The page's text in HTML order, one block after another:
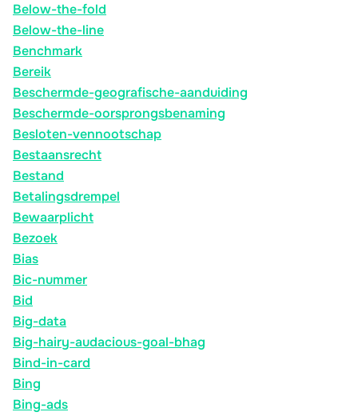
Below-the-fold
Below-the-line
Benchmark
Bereik
Beschermde-geografische-aanduiding
Beschermde-oorsprongsbenaming
Besloten-vennootschap
Bestaansrecht
Bestand
Betalingsdrempel
Bewaarplicht
Bezoek
Bias
Bic-nummer
Bid
Big-data
Big-hairy-audacious-goal-bhag
Bind-in-card
Bing
Bing-ads